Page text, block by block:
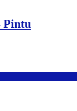
Pintu